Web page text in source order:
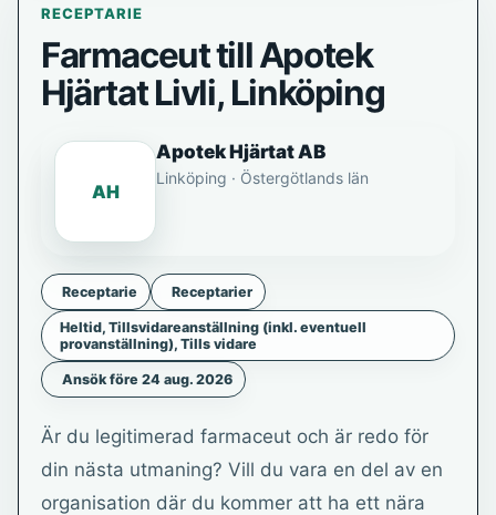
RECEPTARIE
Farmaceut till Apotek
Hjärtat Livli, Linköping
AH
Apotek Hjärtat AB
Linköping · Östergötlands län
Receptarie Receptarier
Heltid, Tillsvidareanställning (inkl. eventuell
provanställning), Tills vidare
Ansök före 24 aug. 2026
Är du legitimerad farmaceut och är redo för
din nästa utmaning? Vill du vara en del av en
organisation där du kommer att ha ett nära